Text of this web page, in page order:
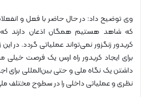
وی توضیح داد: در حال حاضر با فعل و
که شاهد هستیم همگان اذعان دارند که
کریدور زنگزور نمی‌تواند عملیاتی گردد. در
برای ایجاد کریدور راه ارس یک فرصت خیلی
داشتن یک نگاه ملی و حتی بین‌المللی برای
نظری و عملیاتی داخلی را در سطوح مختلف